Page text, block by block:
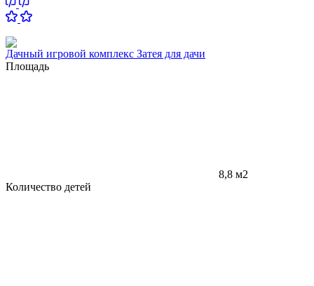
Дачный игровой комплекс Затея для дачи
Площадь
8,8 м2
Количество детей